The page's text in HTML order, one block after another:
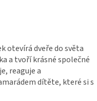
otevírá dveře do světa
a tvoří krásné společné
reaguje a
dítěte, které si s